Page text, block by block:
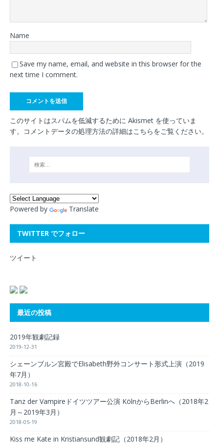
Name
Save my name, email, and website in this browser for the
next time I comment.
このサイトはスパムを低減するために Akismet を使っていま
す。 コメントデータの処理方法の詳細はこちらをご覧ください。
Powered by Translate
TWITTER でフォロー
ツイート
最近の投稿
2019年観劇記録
2019-12-31
シェーンブルン宮殿でElisabeth野外コンサート形式上演（2019
年7月）
2018-10-16
Tanz der Vampireドイツツアー公演 KölnからBerlinへ（2018年2
月～2019年3月）
2018-05-19
Kiss me Kate in Kristiansund観劇記（2018年2月）